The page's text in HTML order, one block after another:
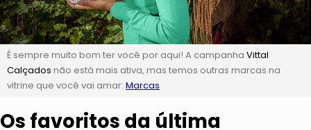
É sempre muito bom ter você por aqui! A campanha Vittal
Calçados não está mais ativa, mas temos outras marcas na
vitrine que você vai amar: Marcas
Os favoritos da última